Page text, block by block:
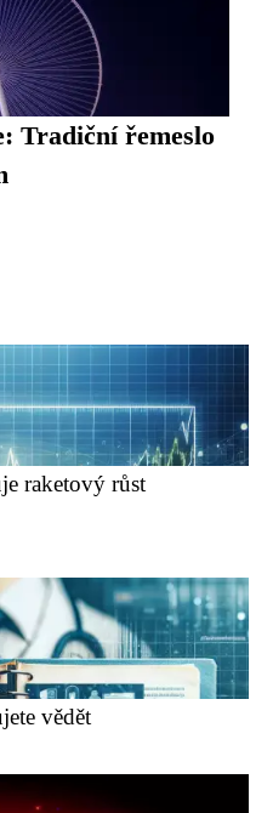
Tradiční řemeslo
raketový růst
vědět